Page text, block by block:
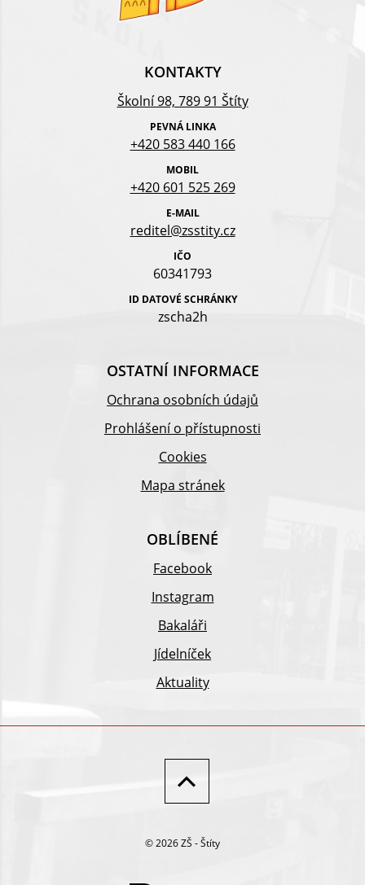
KONTAKTY
Školní 98, 789 91 Štíty
PEVNÁ LINKA
+420 583 440 166
MOBIL
+420 601 525 269
E-MAIL
reditel@zsstity.cz
IČO
60341793
ID DATOVÉ SCHRÁNKY
zscha2h
OSTATNÍ INFORMACE
Ochrana osobních údajů
Prohlášení o přístupnosti
Cookies
Mapa stránek
OBLÍBENÉ
Facebook
Instagram
Bakaláři
Jídelníček
Aktuality
© 2026 ZŠ - Štíty